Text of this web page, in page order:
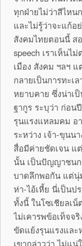
ทุกฝ่ายไม่ว่าสีไหน
และไม่รู้ว่าจะแก้อ
สังคมไทยตอนนี้ ส
speech เราเห็นไ
เมือง สังคม ฯลฯ
กลายเป็นการทะเ
หยาบคาย ซึ่งน่าเ
ฐากูร ระบุว่า ก่อน
รุนแรงแหลมคม อ
ระหว่าง เจ้า-ขุนน
สื่อมีค่ายชัดเจน แ
นั้น เป็นปัญญาชนก
บาดลึกพอกัน แต่นุ่
ห่า-ไอ้เหี้ย นี่เป็น
ทั้งนี้ ในโซเชียลเน็
ไม่เคารพข้อเท็จจ
ขัดแย้งรุนแรงแล
เขากล่าวว่า ไม่แ